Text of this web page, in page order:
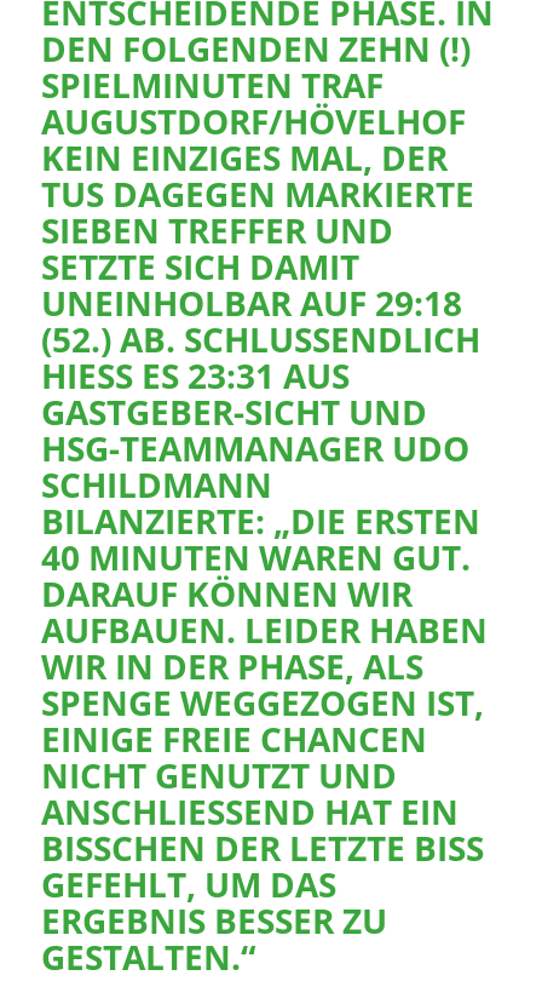
ENTSCHEIDENDE PHASE. IN
DEN FOLGENDEN ZEHN (!)
SPIELMINUTEN TRAF
AUGUSTDORF/HÖVELHOF
KEIN EINZIGES MAL, DER
TUS DAGEGEN MARKIERTE
SIEBEN TREFFER UND
SETZTE SICH DAMIT
UNEINHOLBAR AUF 29:18
(52.) AB. SCHLUSSENDLICH
HIESS ES 23:31 AUS G
ASTGEBER-SICHT UND H
SG-TEAMMANAGER UDO S
CHILDMANN B
ILANZIERTE: „DIE ERSTEN 4
0 MINUTEN WAREN GUT. D
ARAUF KÖNNEN WIR A
UFBAUEN. LEIDER HABEN W
IR IN DER PHASE, ALS S
PENGE WEGGEZOGEN IST, E
INIGE FREIE CHANCEN N
ICHT GENUTZT UND A
NSCHLIESSEND HAT EIN BI
SSCHEN DER LETZTE BISS GE
FEHLT, UM DAS ER
GEBNIS BESSER ZU GE
STALTEN.“